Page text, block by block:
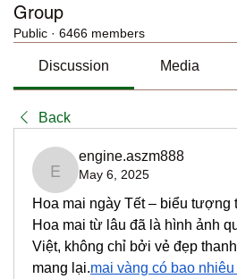
Group
Public · 6466 members
Discussion Media
Back
engine.aszm888
engine.aszm888
May 6, 2025
Hoa mai ngày Tết – biểu
Hoa mai từ lâu đã là hình ảnh
Việt, không chỉ bởi vẻ đẹp
mang lại.mai vàng có bao nhiêu